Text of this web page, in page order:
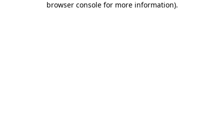
browser console for more information).